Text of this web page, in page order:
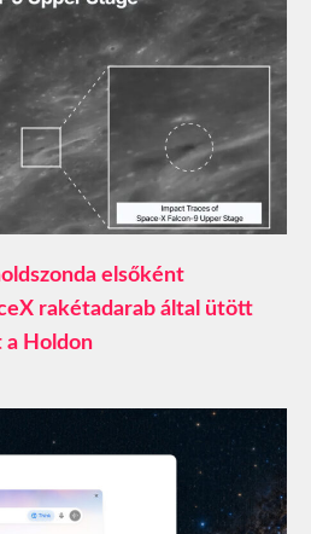
elsőként
rakétadarab által ütött
Holdon